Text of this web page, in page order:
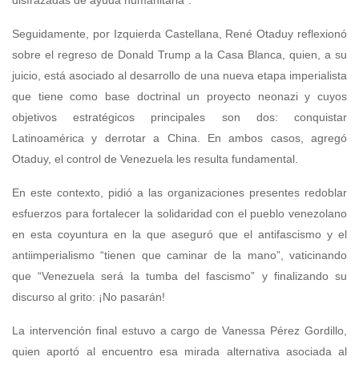
Seguidamente, por Izquierda Castellana, René Otaduy reflexionó
sobre el regreso de Donald Trump a la Casa Blanca, quien, a su
juicio, está asociado al desarrollo de una nueva etapa imperialista
que tiene como base doctrinal un proyecto neonazi y cuyos
objetivos estratégicos principales son dos: conquistar
Latinoamérica y derrotar a China. En ambos casos, agregó
Otaduy, el control de Venezuela les resulta fundamental.
En este contexto, pidió a las organizaciones presentes redoblar
esfuerzos para fortalecer la solidaridad con el pueblo venezolano
en esta coyuntura en la que aseguró que el antifascismo y el
antiimperialismo “tienen que caminar de la mano”, vaticinando
que “Venezuela será la tumba del fascismo” y finalizando su
discurso al grito: ¡No pasarán!
La intervención final estuvo a cargo de Vanessa Pérez Gordillo,
quien aportó al encuentro esa mirada alternativa asociada al